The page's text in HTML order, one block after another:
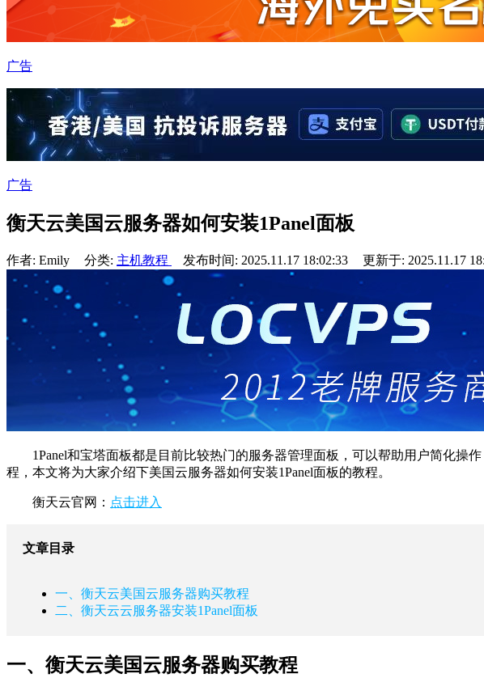
广告
广告
衡天云美国云服务器如何安装1Panel面板
作者: Emily 分类: 主机教程 发布时间: 2025.11.17 18:02:33 更新于: 2025.11.17
1Panel和宝塔面板都是目前比较热门的服务器管理面板，可以帮助用户简化操作
程，本文将为大家介绍下美国云服务器如何安装1Panel面板的教程。
衡天云官网： 点击进入
文章目录
一、衡天云美国云服务器购买教程
二、衡天云云服务器安装1Panel面板
一、衡天云美国云服务器购买教程